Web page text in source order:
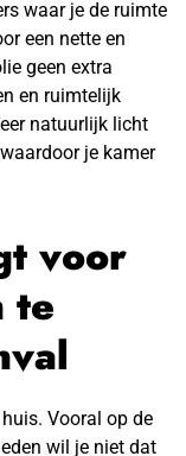
waar je de ruimte
een nette en
geen extra
en ruimtelijk
natuurlijk licht
je kamer
voor
te
Vooral op de
wil je niet dat